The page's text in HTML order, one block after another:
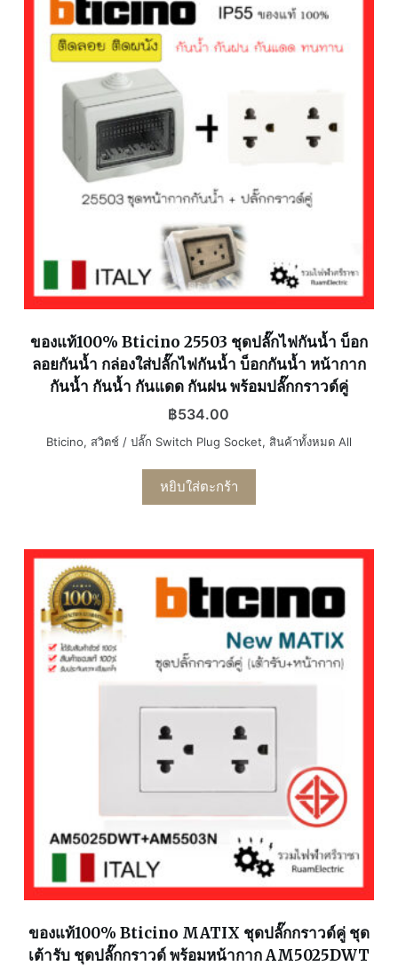
ของแท้100% Bticino 25503 ชุดปลั๊กไฟกันน้ำ บ็อก
ลอยกันน้ำ กล่องใส่ปลั๊กไฟกันน้ำ บ็อกกันน้ำ หน้ากาก
กันน้ำ กันน้ำ กันแดด กันฝน พร้อมปลั๊กกราวด์คู่
฿534.00
Bticino, สวิตช์ / ปลั๊ก Switch Plug Socket, สินค้าทั้งหมด All
หยิบใส่ตะกร้า
ของแท้100% Bticino MATIX ชุดปลั๊กกราวด์คู่ ชุด
เต้ารับ ชุดปลั๊กกราวด์ พร้อมหน้ากาก AM5025DWT